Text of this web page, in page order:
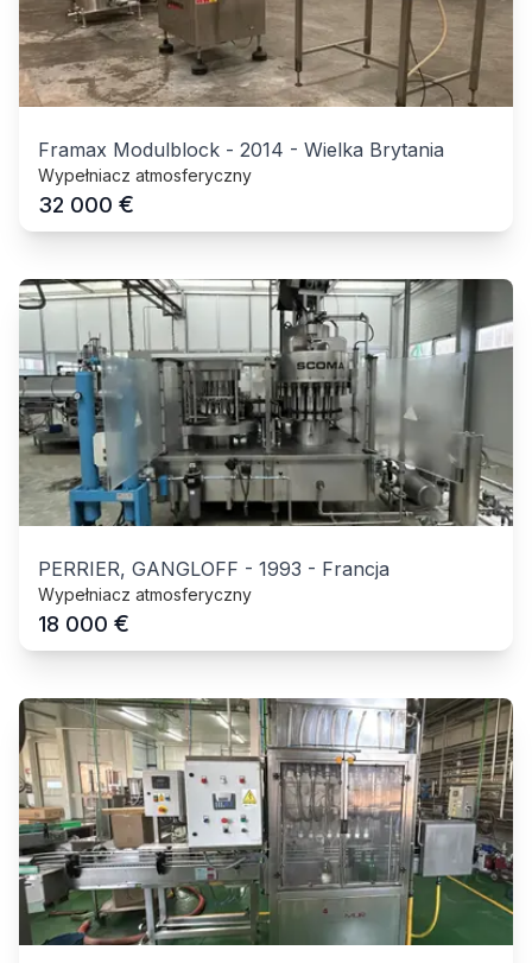
Framax Modulblock - 2014 - Wielka Brytania
Wypełniacz atmosferyczny
32 000 €
PERRIER, GANGLOFF - 1993 - Francja
Wypełniacz atmosferyczny
18 000 €